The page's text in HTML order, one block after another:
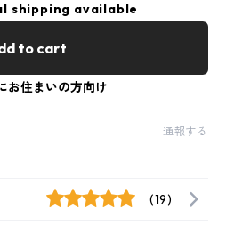
shipping available
to cart
お住まいの方向け
通報する
(19)